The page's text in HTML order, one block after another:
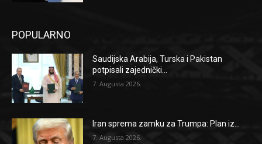
POPULARNO
Saudijska Arabija, Turska i Pakistan
potpisali zajednički...
7. Augusta 2026.
Iran sprema zamku za Trumpa: Plan iz...
7. Augusta 2026.